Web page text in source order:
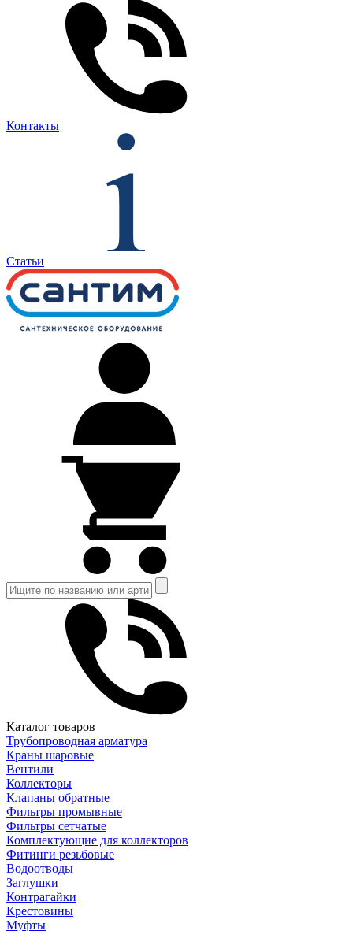
Контакты
Статьи
Каталог товаров
Трубопроводная арматура
Краны шаровые
Вентили
Коллекторы
Клапаны обратные
Фильтры промывные
Фильтры сетчатые
Комплектующие для коллекторов
Фитинги резьбовые
Водоотводы
Заглушки
Контрагайки
Крестовины
Муфты